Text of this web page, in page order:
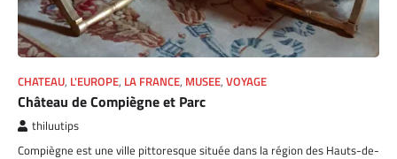
CHATEAU, L'EUROPE, LA FRANCE, MUSEE, VOYAGE
Château de Compiègne et Parc
thiluutips
Compiègne est une ville pittoresque située dans la région des Hauts-de-